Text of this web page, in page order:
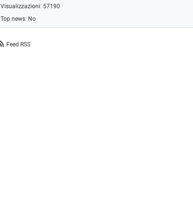
Visualizzazioni: 57190
Top news: No
Feed RSS